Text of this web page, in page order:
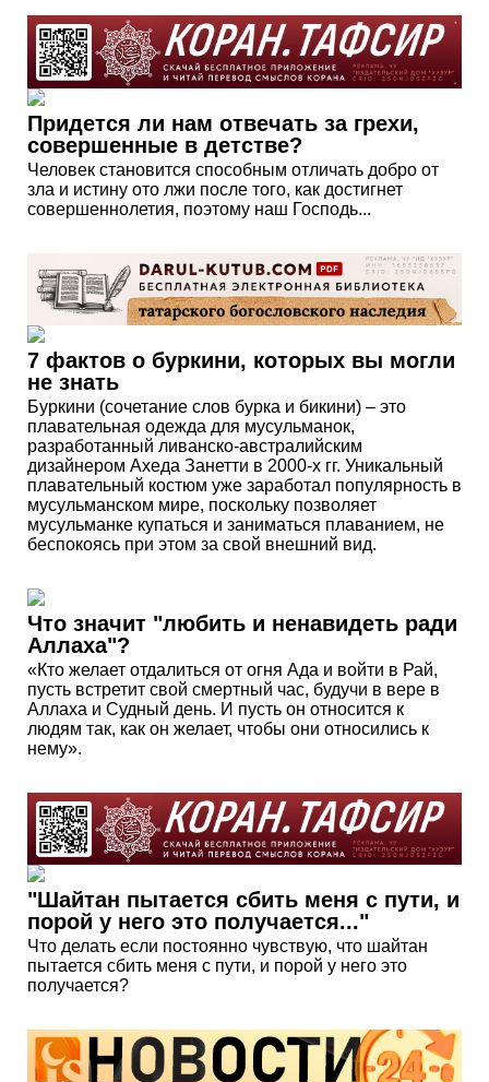
Придется ли нам отвечать за грехи,
совершенные в детстве?
Человек становится способным отличать добро от
зла и истину ото лжи после того, как достигнет
совершеннолетия, поэтому наш Господь...
7 фактов о буркини, которых вы могли
не знать
Буркини (сочетание слов бурка и бикини) – это
плавательная одежда для мусульманок,
разработанный ливанско-австралийским
дизайнером Ахеда Занетти в 2000-х гг. Уникальный
плавательный костюм уже заработал популярность в
мусульманском мире, поскольку позволяет
мусульманке купаться и заниматься плаванием, не
беспокоясь при этом за свой внешний вид.
Что значит "любить и ненавидеть ради
Аллаха"?
«Кто желает отдалиться от огня Ада и войти в Рай,
пусть встретит свой смертный час, будучи в вере в
Аллаха и Судный день. И пусть он относится к
людям так, как он желает, чтобы они относились к
нему».
"Шайтан пытается сбить меня с пути, и
порой у него это получается..."
Что делать если постоянно чувствую, что шайтан
пытается сбить меня с пути, и порой у него это
получается?